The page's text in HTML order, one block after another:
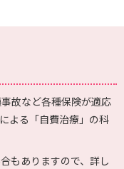
故など各種保険が適応
よる「自費治療」の科
もありますので、詳し